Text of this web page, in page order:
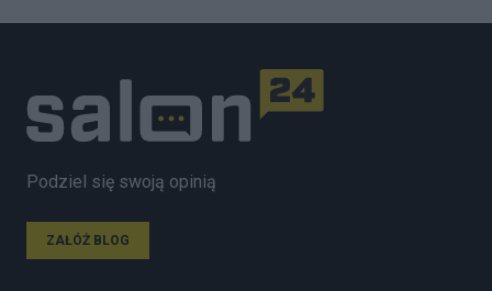
Podziel się swoją opinią
ZAŁÓŻ BLOG